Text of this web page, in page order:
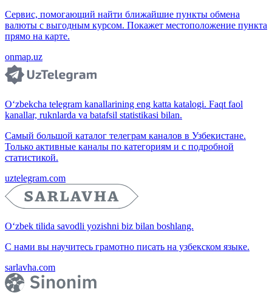
Сервис, помогающий найти ближайшие пункты обмена
валюты с выгодным курсом. Покажет местоположение пункта
прямо на карте.
onmap.uz
O‘zbekcha telegram kanallarining eng katta katalogi. Faqt faol
kanallar, ruknlarda va batafsil statistikasi bilan.
Самый большой каталог телеграм каналов в Узбекистане.
Только активные каналы по категориям и с подробной
статистикой.
uztelegram.com
O‘zbek tilida savodli yozishni biz bilan boshlang.
С нами вы научитесь грамотно писать на узбекском языке.
sarlavha.com